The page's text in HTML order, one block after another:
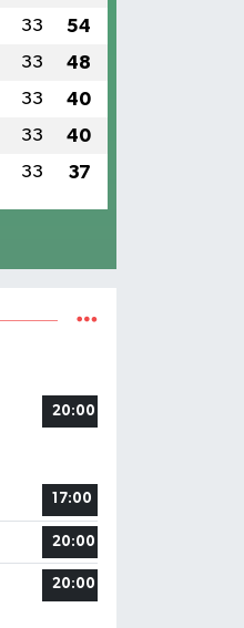
33 54
33 48
33 40
33 40
33 37
20:00
17:00
20:00
20:00